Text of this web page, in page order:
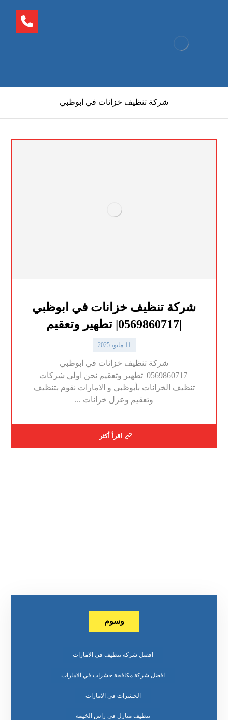
شركة تنظيف خزانات في ابوظبي
شركة تنظيف خزانات في ابوظبي
|0569860717| تطهير وتعقيم
11 مايو، 2025
شركة تنظيف خزانات في ابوظبي
|0569860717| تطهير وتعقيم نحن اولي شركات
تنظيف الخزانات بأبوظبي و الامارات نقوم بتنظيف
وتعقيم وعزل خزانات ...
اقرأ أكثر
وسوم
افضل شركة تنظيف في الامارات
افضل شركة مكافحة حشرات في الامارات
الحشرات في الامارات
تنظيف منازل في راس الخيمة